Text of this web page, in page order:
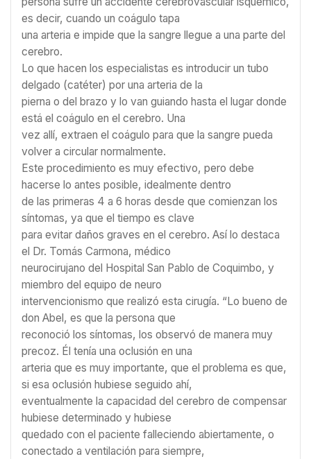
es decir, cuando un coágulo tapa
una arteria e impide que la sangre llegue a una parte del
cerebro.
Lo que hacen los especialistas es introducir un tubo
delgado (catéter) por una arteria de la
pierna o del brazo y lo van guiando hasta el lugar donde
está el coágulo en el cerebro. Una
vez allí, extraen el coágulo para que la sangre pueda
volver a circular normalmente.
Este procedimiento es muy efectivo, pero debe
hacerse lo antes posible, idealmente dentro
de las primeras 4 a 6 horas desde que comienzan los
síntomas, ya que el tiempo es clave
para evitar daños graves en el cerebro. Así lo destaca
el Dr. Tomás Carmona, médico
neurocirujano del Hospital San Pablo de Coquimbo, y
miembro del equipo de neuro
intervencionismo que realizó esta cirugía. “Lo bueno de
don Abel, es que la persona que
reconoció los síntomas, los observó de manera muy
precoz. Él tenía una oclusión en una
arteria que es muy importante, que el problema es que,
si esa oclusión hubiese seguido ahí,
eventualmente la capacidad del cerebro de compensar
hubiese determinado y hubiese
quedado con el paciente falleciendo abiertamente, o
conectado a ventilación para siempre,